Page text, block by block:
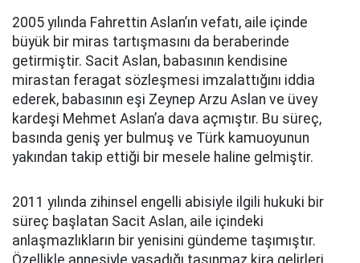
2005 yılında Fahrettin Aslan’ın vefatı, aile içinde
büyük bir miras tartışmasını da beraberinde
getirmiştir. Sacit Aslan, babasının kendisine
mirastan feragat sözleşmesi imzalattığını iddia
ederek, babasının eşi Zeynep Arzu Aslan ve üvey
kardeşi Mehmet Aslan’a dava açmıştır. Bu süreç,
basında geniş yer bulmuş ve Türk kamuoyunun
yakından takip ettiği bir mesele haline gelmiştir.
2011 yılında zihinsel engelli abisiyle ilgili hukuki bir
süreç başlatan Sacit Aslan, aile içindeki
anlaşmazlıkların bir yenisini gündeme taşımıştır.
Özellikle annesiyle yaşadığı taşınmaz kira gelirleri